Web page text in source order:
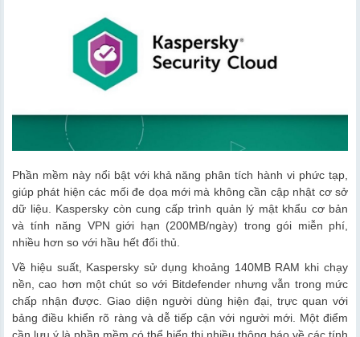
Phần mềm này nổi bật với khả năng phân tích hành vi phức tạp,
giúp phát hiện các mối đe dọa mới mà không cần cập nhật cơ sở
dữ liệu. Kaspersky còn cung cấp trình quản lý mật khẩu cơ bản
và tính năng VPN giới hạn (200MB/ngày) trong gói miễn phí,
nhiều hơn so với hầu hết đối thủ.
Về hiệu suất, Kaspersky sử dụng khoảng 140MB RAM khi chạy
nền, cao hơn một chút so với Bitdefender nhưng vẫn trong mức
chấp nhận được. Giao diện người dùng hiện đại, trực quan với
bảng điều khiển rõ ràng và dễ tiếp cận với người mới. Một điểm